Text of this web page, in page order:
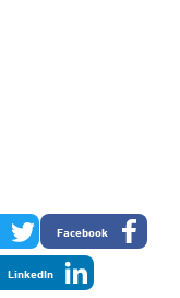
Facebook
LinkedIn